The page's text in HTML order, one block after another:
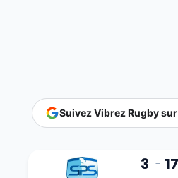
Suivez Vibrez Rugby
3 - 17